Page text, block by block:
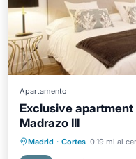
Apartamento
Exclusive
Madrazo III
Madrid · Cortes 0.19 mi al
Balcón/Terraza